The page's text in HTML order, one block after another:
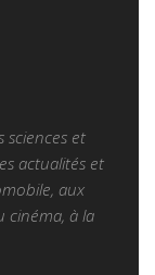
sciences et
actualités et
aux
cinéma, à la